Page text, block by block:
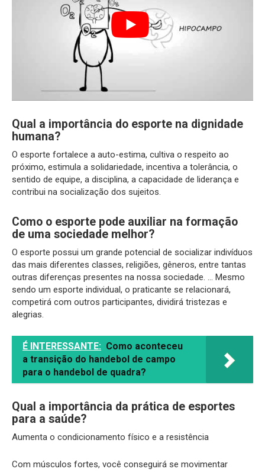
Qual a importância do esporte na dignidade
humana?
O esporte fortalece a auto-estima, cultiva o respeito ao
próximo, estimula a solidariedade, incentiva a tolerância, o
sentido de equipe, a disciplina, a capacidade de liderança e
contribui na socialização dos sujeitos.
Como o esporte pode auxiliar na formação
de uma sociedade melhor?
O esporte possui um grande potencial de socializar indivíduos
das mais diferentes classes, religiões, gêneros, entre tantas
outras diferenças presentes na nossa sociedade. … Mesmo
sendo um esporte individual, o praticante se relacionará,
competirá com outros participantes, dividirá tristezas e
alegrias.
É INTERESSANTE: Como aconteceu
a transição do handebol de campo
para o handebol de quadra?
Qual a importância da prática de esportes
para a saúde?
Aumenta o condicionamento físico e a resistência
Com músculos fortes, você conseguirá se movimentar